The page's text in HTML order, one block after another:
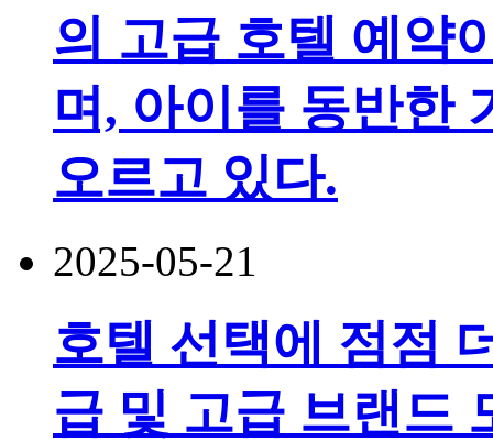
의 고급 호텔 예약
며, 아이를 동반한
오르고 있다.
2025-05-21
호텔 선택에 점점
급 및 고급 브랜드